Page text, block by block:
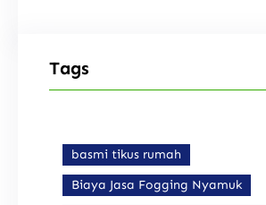
Tags
basmi tikus rumah
Biaya Jasa Fogging Nyamuk